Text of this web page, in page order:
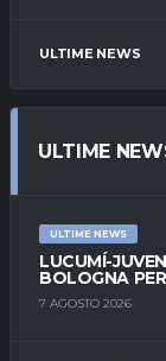
ULTIME NEWS
ULTIME
ULTIME NEWS
LUCUMÍ-
BOLOGNA
7 AGOSTO 2026